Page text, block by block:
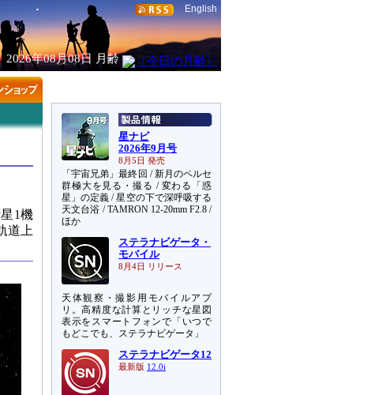
English
2026年08月08日 月齢
1機
道上
星ナビ
2026年9月号
8月5日 発売
「宇宙兄弟」最終回 / 新月のペルセ
群極大を見る・撮る / 変わる「惑
星」の定義 / 星空の下で深呼吸する
天文台浴 / TAMRON 12-20mm F2.8 /
ほか
ステラナビゲータ・
モバイル
8月4日 リリース
天体観察・撮影用モバイルアプ
リ。高精度な計算とリッチな星図
表示をスマートフォンで「いつで
もどこでも、ステラナビゲータ」
ステラナビゲータ12
最新版 12.0i